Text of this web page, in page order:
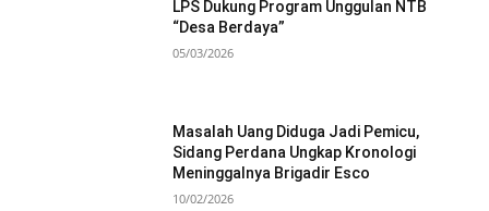
LPS Dukung Program Unggulan NTB
“Desa Berdaya”
05/03/2026
Masalah Uang Diduga Jadi Pemicu,
Sidang Perdana Ungkap Kronologi
Meninggalnya Brigadir Esco
10/02/2026